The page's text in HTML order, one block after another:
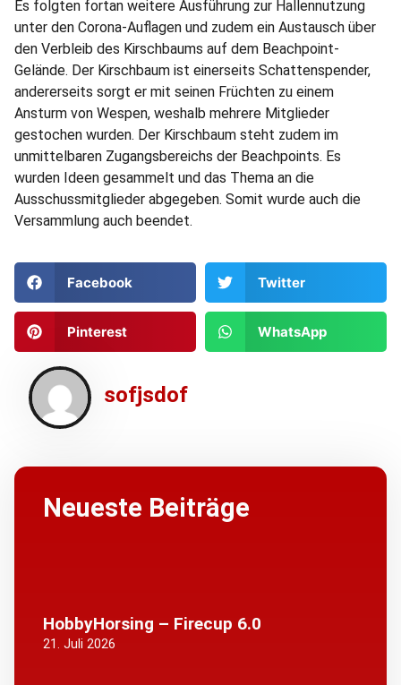
Es folgten fortan weitere Ausführung zur Hallennutzung
unter den Corona-Auflagen und zudem ein Austausch über
den Verbleib des Kirschbaums auf dem Beachpoint-
Gelände. Der Kirschbaum ist einerseits Schattenspender,
andererseits sorgt er mit seinen Früchten zu einem
Ansturm von Wespen, weshalb mehrere Mitglieder
gestochen wurden. Der Kirschbaum steht zudem im
unmittelbaren Zugangsbereichs der Beachpoints. Es
wurden Ideen gesammelt und das Thema an die
Ausschussmitglieder abgegeben. Somit wurde auch die
Versammlung auch beendet.
Facebook Twitter
Pinterest WhatsApp
sofjsdof
Neueste Beiträge
HobbyHorsing – Firecup 6.0
21. Juli 2026